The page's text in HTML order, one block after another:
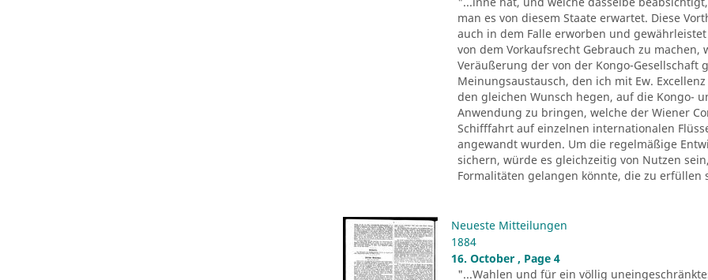
man es von diesem Staate erwartet. Diese
auch in dem Falle erworben und
von dem Vorkaufsrecht Gebrauch zu
Veräußerung der von der Kongo-
Meinungsaustausch, den ich mit Ew.
den gleichen Wunsch hegen, auf die Kongo-
Anwendung zu bringen, welche der Wiener
Schifffahrt auf einzelnen internationalen
angewandt wurden. Um die regelmäßige
sichern, würde es gleichzeitig von Nutzen
Formalitäten gelangen könnte, die zu erfüllen
Neueste Mitteilungen
1884
16. October , Page 4
"...Wahlen und für ein völlig